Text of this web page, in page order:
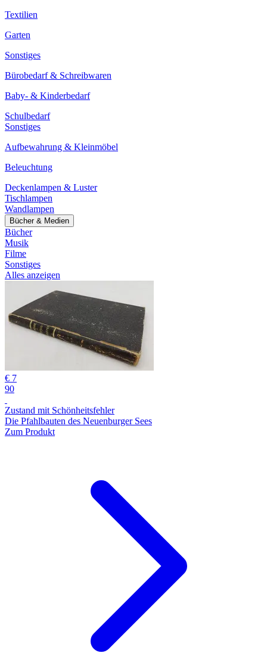
Textilien
Garten
Sonstiges
Bürobedarf & Schreibwaren
Baby- & Kinderbedarf
Schulbedarf
Sonstiges
Aufbewahrung & Kleinmöbel
Beleuchtung
Deckenlampen & Luster
Tischlampen
Wandlampen
Bücher & Medien
Bücher
Musik
Filme
Sonstiges
Alles anzeigen
€ 7
90
Zustand mit Schönheitsfehler
Die Pfahlbauten des Neuenburger Sees
Zum Produkt